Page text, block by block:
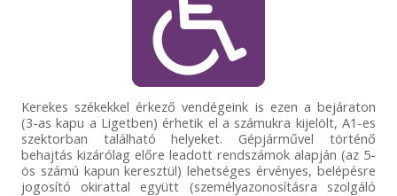
Kerekes székekkel érkező vendégeink is ezen a bejáraton
(3-as kapu a Ligetben) érhetik el a számukra kijelölt, A1-es
szektorban található helyeket. Gépjárművel történő
behajtás kizárólag előre leadott rendszámok alapján (az 5-
ös számú kapun keresztül) lehetséges érvényes, belépésre
jogosító okirattal együtt (személyazonosításra szolgáló